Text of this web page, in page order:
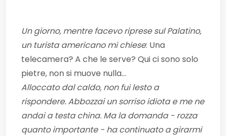
Un giorno, mentre facevo riprese sul Palatino,
un turista americano mi chiese: Una
telecamera? A che le serve? Qui ci sono solo
pietre, non si muove nulla…
Alloccato dal caldo, non fui lesto a
rispondere. Abbozzai un sorriso idiota e me ne
andai a testa china. Ma la domanda - rozza
quanto importante - ha continuato a girarmi